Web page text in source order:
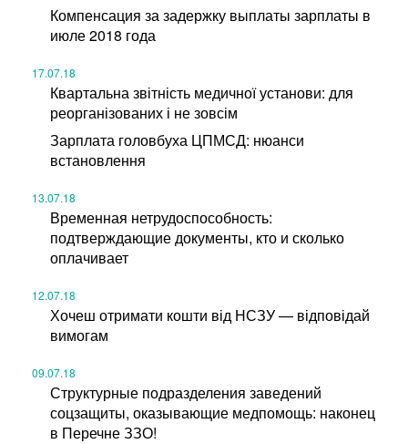
Компенсация за задержку выплаты зарплаты в
июле 2018 года
17.07.18
Квартальна звітність медичної установи: для
реорганізованих і не зовсім
Зарплата головбуха ЦПМСД: нюанси
встановлення
13.07.18
Временная нетрудоспособность:
подтверждающие документы, кто и сколько
оплачивает
12.07.18
Хочеш отримати кошти від НСЗУ — відповідай
вимогам
09.07.18
Структурные подразделения заведений
соцзащиты, оказывающие медпомощь: наконец
в Перечне ЗЗО!